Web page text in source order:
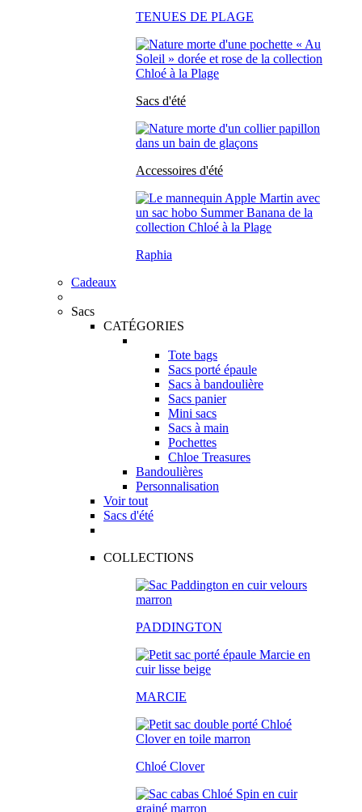
TENUES DE PLAGE
Sacs d'été
Accessoires d'été
Raphia
Cadeaux
Sacs
CATÉGORIES
Tote bags
Sacs porté épaule
Sacs à bandoulière
Sacs panier
Mini sacs
Sacs à main
Pochettes
Chloe Treasures
Bandoulières
Personnalisation
Voir tout
Sacs d'été
COLLECTIONS
PADDINGTON
MARCIE
Chloé Clover